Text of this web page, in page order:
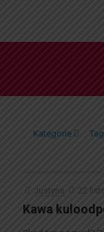
Kategorie
Justyna 22
Kawa